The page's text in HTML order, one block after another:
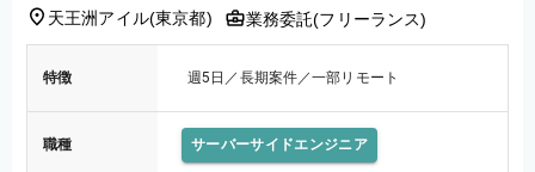
天王洲アイル(東京都) 業務委託(フリーランス)
特徴 週5日／長期案件／一部リモート
職種 サーバーサイドエンジニア